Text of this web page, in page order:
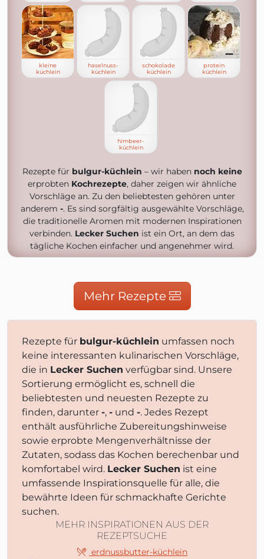
kleine
küchlein
haselnuss-
küchlein
schokolade
küchlein
protein
küchlein
himbeer-
küchlein
Rezepte für bulgur-küchlein – wir haben noch keine
erprobten Kochrezepte, daher zeigen wir ähnliche
Vorschläge an. Zu den beliebtesten gehören unter
anderem -. Es sind sorgfältig ausgewählte Vorschläge,
die traditionelle Aromen mit modernen Inspirationen
verbinden. Lecker Suchen ist ein Ort, an dem das
tägliche Kochen einfacher und angenehmer wird.
Mehr Rezepte
Rezepte für bulgur-küchlein umfassen noch
keine interessanten kulinarischen Vorschläge,
die in Lecker Suchen verfügbar sind. Unsere
Sortierung ermöglicht es, schnell die
beliebtesten und neuesten Rezepte zu
finden, darunter -, - und -. Jedes Rezept
enthält ausführliche Zubereitungshinweise
sowie erprobte Mengenverhältnisse der
Zutaten, sodass das Kochen berechenbar und
komfortabel wird. Lecker Suchen ist eine
umfassende Inspirationsquelle für alle, die
bewährte Ideen für schmackhafte Gerichte
suchen.
MEHR INSPIRATIONEN AUS DER
REZEPTSUCHE
erdnussbutter-küchlein